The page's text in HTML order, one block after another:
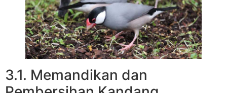
3.1. Memandikan dan